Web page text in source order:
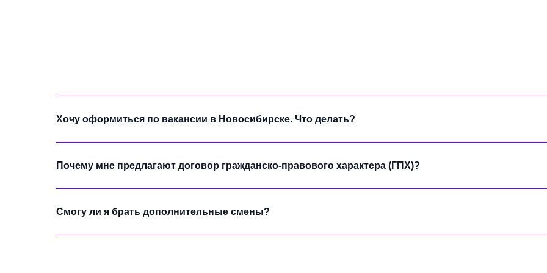
Хочу оформиться по вакансии в Новосибирске. Что делать?
Почему мне предлагают договор гражданско-правового характера (ГПХ)?
Смогу ли я брать дополнительные смены?Блог